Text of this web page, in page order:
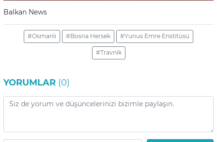
Balkan News
#Osmanlı #Bosna Hersek #Yunus Emre Enstitüsü
#Travnik
YORUMLAR (0)